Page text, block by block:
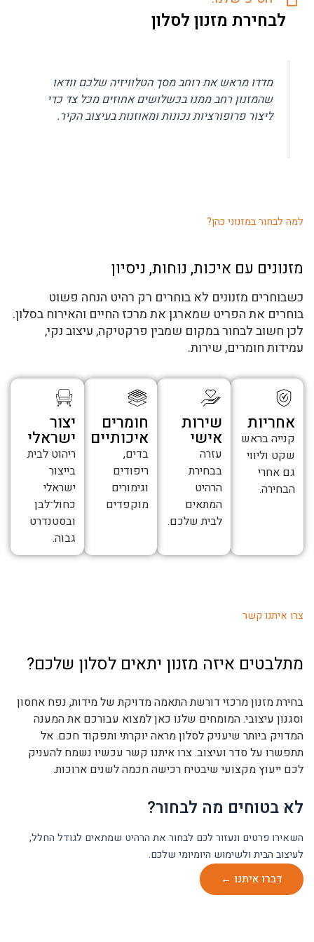
לבחירת מזנון לסלון
מדדו מראש את רוחב מסך הטלוויזיה שלכם וודאו
שהמזנון רחב ממנו בכשלושים אחוזים מכל צד כדי
ליצור פרופורציות נכונות ומאוזנות בעיצוב הקיר.
למה לבחור במזנוני כהן?
מזנונים עם איכות, נוחות, ניסיון
כשבוחרים מזנונים לא בוחרים רק רהיט הנחה פשוט
בוחרים את הפריט שמארגן את מרכז החיים והאירוח בסלון.
לכן חשוב לבחור במקום שמבין פרקטיקה, עיצוב נקי,
עמידות חומרים, שירות.
אחריות
קנייה בראש
שקט וליווי
גם אחרי
הבחירה.
שירות
אישי
עזרה
בבחירת
הרהיט
המתאים
לבית שלכם.
חומרים
איכותיים
בדים,
ריפודים
וגימורים
מוקפדים
יצור
ישראלי
ריהוט לבית
בייצור
ישראלי
כחול־לבן
ובסטנדרט
גבוה.
צרו איתנו קשר
מתלבטים איזה מזנון יתאים לסלון שלכם?
בחירת מזנון מרכזי דורשת התאמה מדויקת של מידות, נפח אחסון
וסגנון עיצובי. המומחים שלנו כאן למצוא עבורכם את המענה
המדויק ביותר שיעניק לסלון מראה יוקרתי ותפקוד חכם. אל
תתפשרו על סדר ועיצוב. צרו איתנו קשר עכשיו נשמח להעניק
לכם ייעוץ מקצועי שיבטיח רכישה חכמה לשנים ארוכות.
לא בטוחים מה לבחור?
השאירו פרטים ונעזור לכם לבחור את הרהיט שמתאים לגודל החלל,
לעיצוב הבית ולשימוש היומיומי שלכם.
דברו איתנו ←